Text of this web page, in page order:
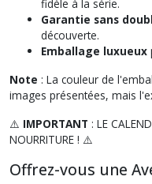
fidèle à la série.
Garantie sans
découverte.
Emballage luxueux
Note : La couleur de
images présentées, mais
⚠️ IMPORTANT : LE
NOURRITURE ! ⚠️
Offrez-vous une